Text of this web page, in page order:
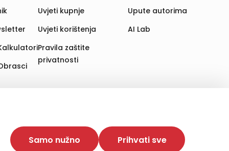
Time poboljšavamo korisničko iskustvo,
web stranica i uređaja u tu svrhu. Naši partneri
Opcija „Prihvati sve“ omogućuje postavljanje i
Samo nužno Prihvati sve
Uvjeti kupnje
Uvjeti korištenja
Pravila zaštite
privatnosti
Upute autorima
AI Lab